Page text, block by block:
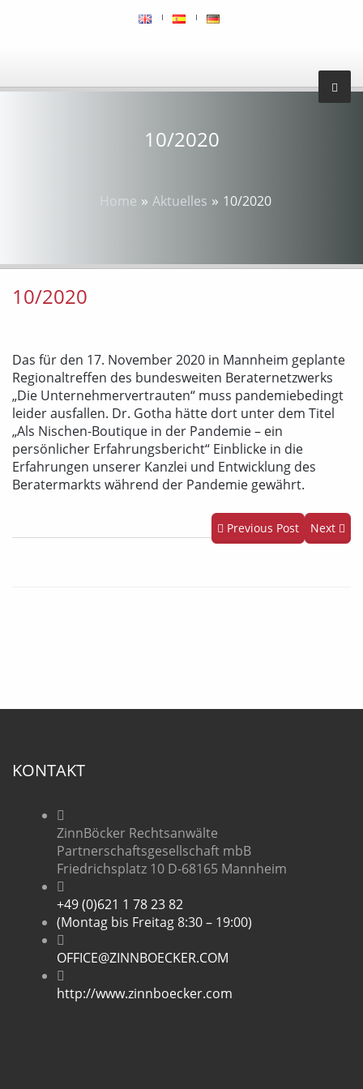
10/2020
Home » Aktuelles » 10/2020
10/2020
Das für den 17. November 2020 in Mannheim geplante
Regionaltreffen des bundesweiten Beraternetzwerks
„Die Unternehmervertrauten“ muss pandemiebedingt
leider ausfallen. Dr. Gotha hätte dort unter dem Titel
„Als Nischen-Boutique in der Pandemie – ein
persönlicher Erfahrungsbericht“ Einblicke in die
Erfahrungen unserer Kanzlei und Entwicklung des
Beratermarkts während der Pandemie gewährt.
Previous Post Next
KONTAKT
ZinnBöcker Rechtsanwälte
Partnerschaftsgesellschaft mbB
Friedrichsplatz 10 D-68165 Mannheim
+49 (0)621 1 78 23 82
(Montag bis Freitag 8:30 – 19:00)
OFFICE@ZINNBOECKER.COM
http://www.zinnboecker.com